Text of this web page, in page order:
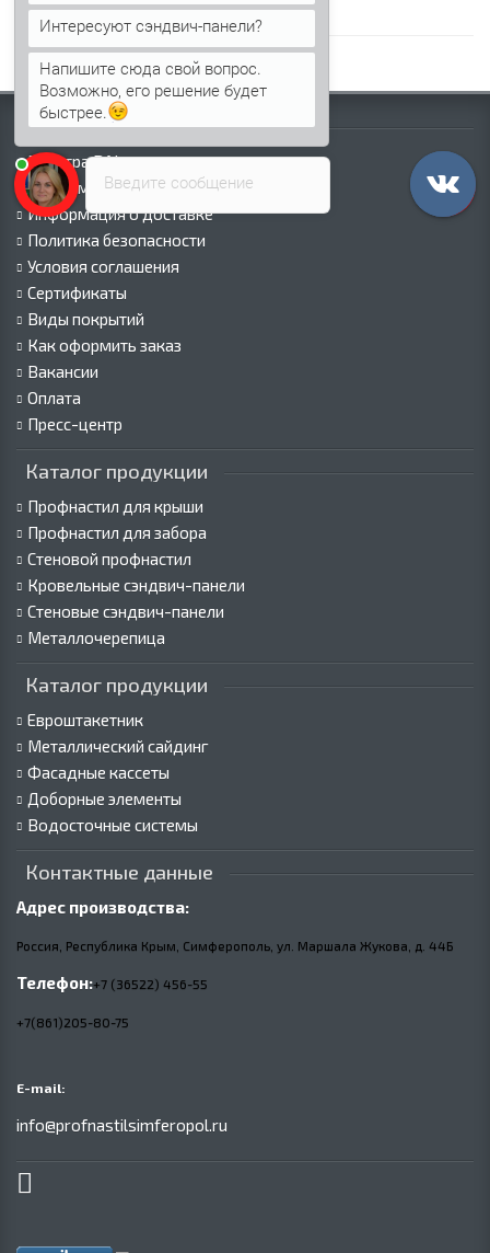
крыша из сэндвич панелей
Информация
Палитра RAL
Информация о компании
Информация о доставке
Политика безопасности
Условия соглашения
Сертификаты
Виды покрытий
Как оформить заказ
Вакансии
Оплата
Пресс-центр
Каталог продукции
Профнастил для крыши
Профнастил для забора
Стеновой профнастил
Кровельные сэндвич-панели
Стеновые сэндвич-панели
Металлочерепица
Каталог продукции
Евроштакетник
Металлический сайдинг
Фасадные кассеты
Доборные элементы
Водосточные системы
Контактные данные
Адрес производства:
Россия, Республика Крым, Симферополь, ул. Маршала Жукова, д. 44Б
Телефон:+7 (36522) 456-55
+7(861)205-80-75
E-mail:
info@profnastilsimferopol.ru
Введите сообщение
Интересуют сэндвич-панели?
Напишите сюда свой вопрос.
Возможно, его решение будет
быстрее.